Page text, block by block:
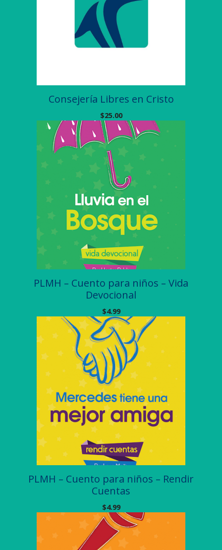
Consejería Libres en Cristo
$25.00
PLMH – Cuento para niños – Vida
Devocional
$4.99
PLMH – Cuento para niños – Rendir
Cuentas
$4.99